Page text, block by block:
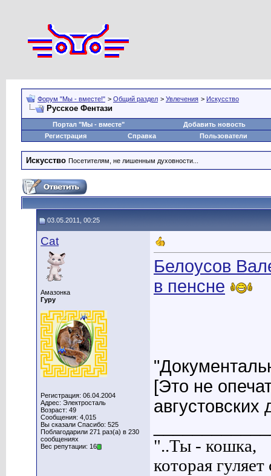
Форум "Мы - вместе!" > Общий раздел > Увлечения > Искусство
Русское Фентази
Портал "Мы - вместе"
Добавить новость
Регистрация
Справка Пользователи
Искусство Посетителям, не лишенным духовности...
03.05.2011, 00:25
Cat
Амазонка
Гуру
Регистрация: 06.04.2004
Адрес: Электросталь
Возраст: 49
Сообщения: 4,015
Вы сказали Спасибо: 525
Поблагодарили 271 раз(а) в 230
сообщениях
Вес репутации: 16
Белоусов
в пенсне
[Это не
августовских
"..Ты - кошка,
которая